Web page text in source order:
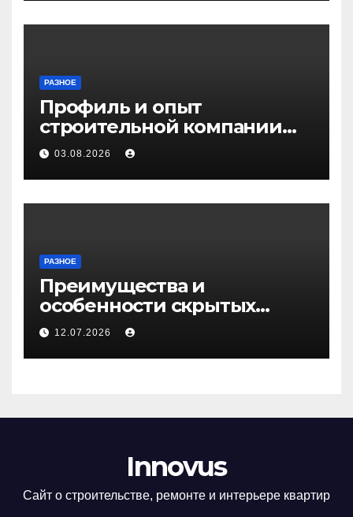
РАЗНОЕ
Профиль и опыт
строительной компании
Медичи
03.08.2026
РАЗНОЕ
Преимущества и
особенности скрытых
дверей
12.07.2026
Innovus
Сайт о строительстве, ремонте и интерьере квартир